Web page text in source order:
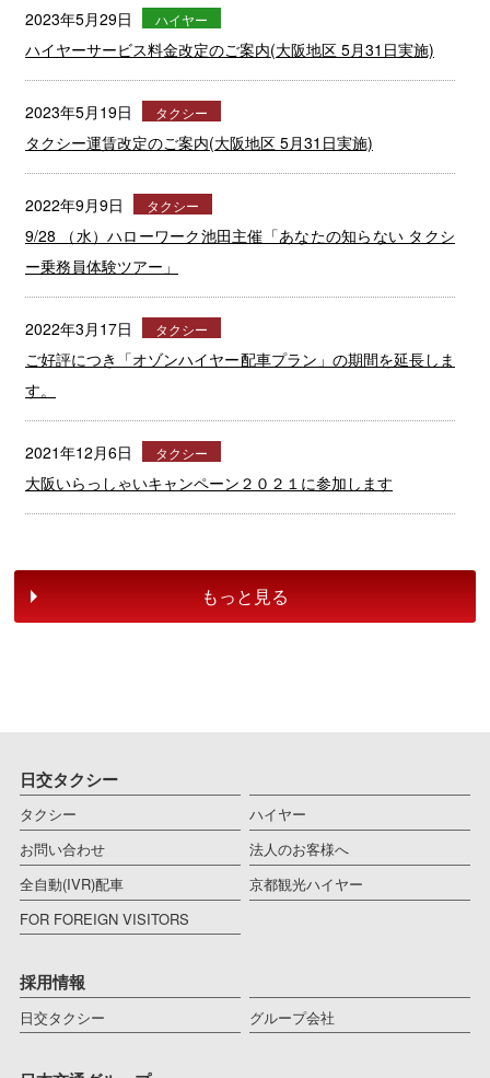
もっと見る
日交タクシー
タクシー
ハイヤー
お問い合わせ
法人のお客様へ
全自動(IVR)配車
京都観光ハイヤー
FOR FOREIGN VISITORS
採用情報
日交タクシー グループ会社